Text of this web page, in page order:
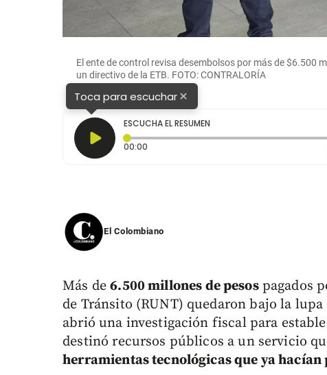
El ente de control revisa desembolsos por más de $6.500
un directivo de la ETB. FOTO: CONTRALORÍA
Toca para escuchar×
ESCUCHA EL RESUMEN
00:00
El Colombiano
Más de6.500 millones de pesospagados
de Tránsito (RUNT) quedaron bajo la
abrió una investigación fiscal para
destinó recursos públicos a un servicio
herramientas tecnológicas que ya hacían